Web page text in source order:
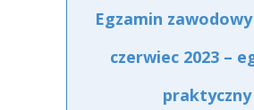
Egzamin zawodowy
czerwiec 2023 –
praktyczny